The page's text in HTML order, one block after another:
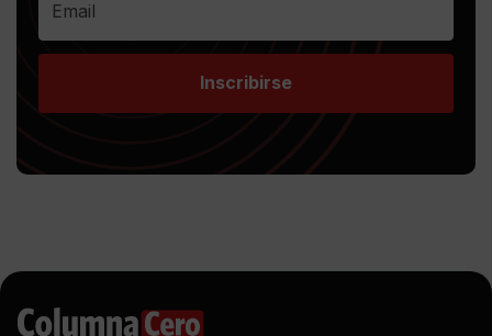
Inscribirse